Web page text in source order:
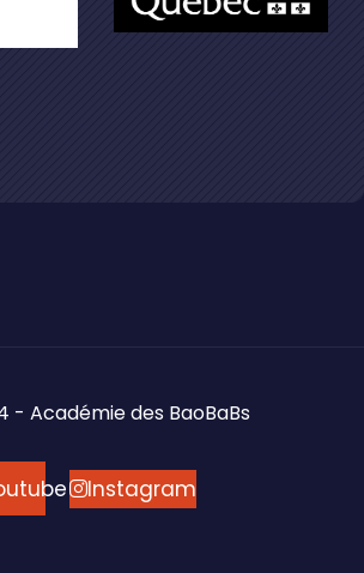
- Académie des BaoBaBs
Instagram